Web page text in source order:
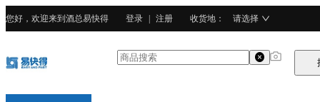
您好，欢迎来到酒总易快得 登录 注册 收货地 ： 请选择